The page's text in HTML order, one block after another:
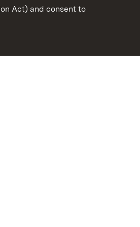
Act) and consent to
Baden-Wuerttemberg